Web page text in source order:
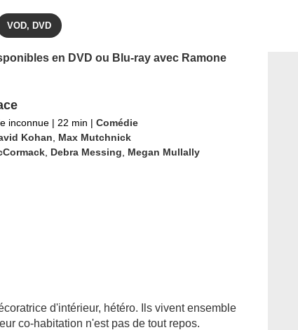
VOD, DVD
en DVD ou Blu-ray avec Ramone
inconnue | 22 min | Comédie
Kohan
Max Mutchnick
, Debra Messing Megan Mullally
d'intérieur, hétéro. Ils vivent ensemble
co-habitation n'est pas de tout repos.